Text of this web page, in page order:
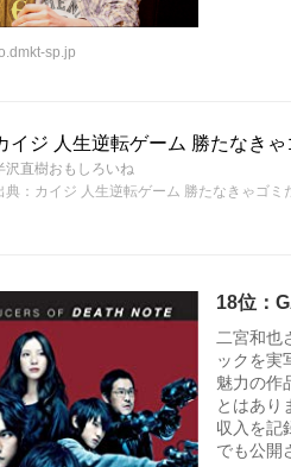
sp.jp
イジ 人生逆転ゲーム 勝たなき
沢直樹おもしろいね
典：カイジ 人生逆転ゲーム 勝たなきゃゴミ
18位：
二宮和也
ックを実
魅力の作
とはあり
収入を記
でも公開